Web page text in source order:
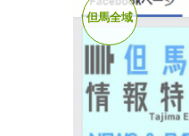
但馬全域